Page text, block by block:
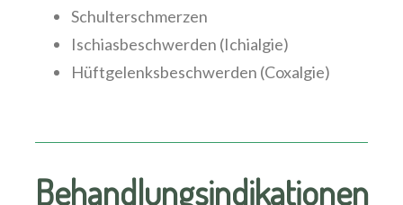
Schulterschmerzen
Ischiasbeschwerden (Ichialgie)
Hüftgelenksbeschwerden (Coxalgie)
Behandlungsindikationen